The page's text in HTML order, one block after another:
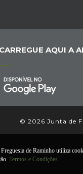
AQUI A
© 2026 Junta de
de Raminho utiliza
Termos e Condições